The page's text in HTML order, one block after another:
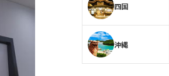
四国
沖縄